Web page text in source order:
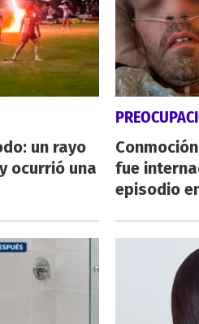
un rayo
ocurrió una
fue
episodio